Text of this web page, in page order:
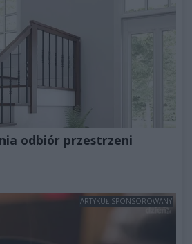
odbiór przestrzeni
ARTYKUŁ SPONSOROWANY